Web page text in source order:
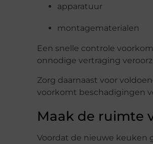
apparatuur
montagematerialen
Een snelle controle
onnodige vertraging
Zorg daarnaast voor
voorkomt beschadigingen
Maak de ruimte
Voordat de nieuwe keuken